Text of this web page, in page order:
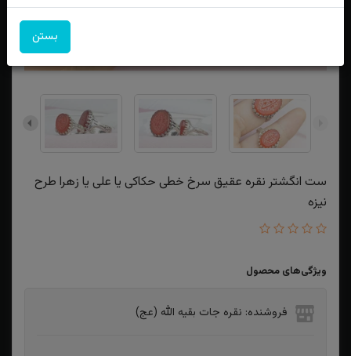
ست انگشتر نقره عقیق سرخ خطی حکاکی یا علی یا زهرا طرح
نیزه
ویژگی‌های محصول
فروشنده: نقره جات بقیه الله (عج)
بستن